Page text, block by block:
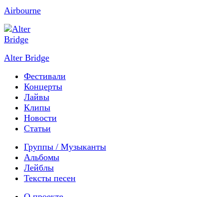
Airbourne
Alter Bridge
Фестивали
Концерты
Лайвы
Клипы
Новости
Статьи
Группы / Музыканты
Альбомы
Лейблы
Тексты песен